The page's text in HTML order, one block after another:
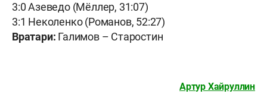
3:0 Азеведо (Мёллер, 31:07)
3:1 Неколенко (Романов, 52:27)
Вратари: Галимов – Старостин
Артур Хайруллин